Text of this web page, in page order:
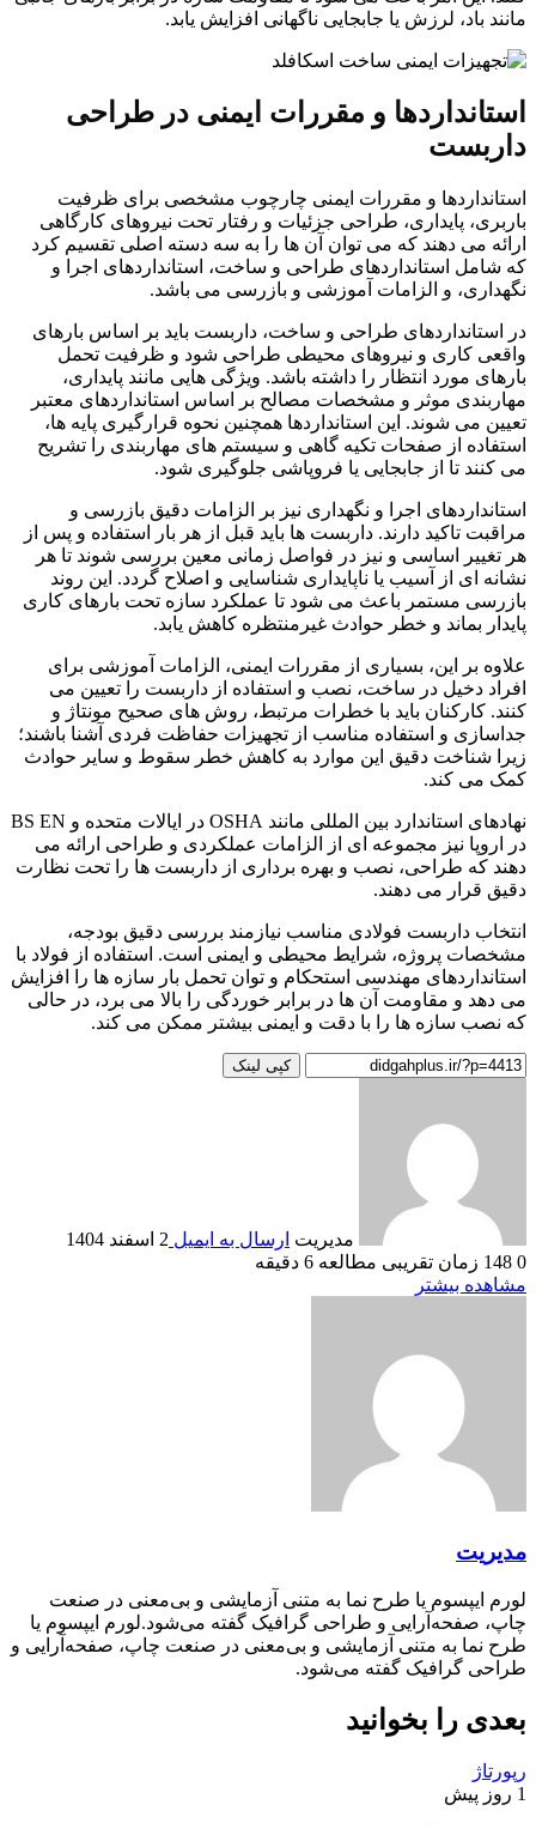
مانند باد، لرزش یا جابجایی ناگهانی افزایش یابد.
استانداردها و مقررات ایمنی در طراحی
داربست
استانداردها و مقررات ایمنی چارچوب مشخصی برای ظرفیت
باربری، پایداری، طراحی جزئیات و رفتار تحت نیروهای کارگاهی
ارائه می دهند که می توان آن ها را به سه دسته اصلی تقسیم کرد
که شامل استانداردهای طراحی و ساخت، استانداردهای اجرا و
نگهداری، و الزامات آموزشی و بازرسی می باشد.
در استانداردهای طراحی و ساخت، داربست باید بر اساس بارهای
واقعی کاری و نیروهای محیطی طراحی شود و ظرفیت تحمل
بارهای مورد انتظار را داشته باشد. ویژگی هایی مانند پایداری،
مهاربندی موثر و مشخصات مصالح بر اساس استانداردهای معتبر
تعیین می شوند. این استانداردها همچنین نحوه قرارگیری پایه ها،
استفاده از صفحات تکیه گاهی و سیستم های مهاربندی را تشریح
می کنند تا از جابجایی یا فروپاشی جلوگیری شود.
استانداردهای اجرا و نگهداری نیز بر الزامات دقیق بازرسی و
مراقبت تاکید دارند. داربست ها باید قبل از هر بار استفاده و پس از
هر تغییر اساسی و نیز در فواصل زمانی معین بررسی شوند تا هر
نشانه ای از آسیب یا ناپایداری شناسایی و اصلاح گردد. این روند
بازرسی مستمر باعث می شود تا عملکرد سازه تحت بارهای کاری
پایدار بماند و خطر حوادث غیرمنتظره کاهش یابد.
علاوه بر این، بسیاری از مقررات ایمنی، الزامات آموزشی برای
افراد دخیل در ساخت، نصب و استفاده از داربست را تعیین می
کنند. کارکنان باید با خطرات مرتبط، روش های صحیح مونتاژ و
جداسازی و استفاده مناسب از تجهیزات حفاظت فردی آشنا باشند؛
زیرا شناخت دقیق این موارد به کاهش خطر سقوط و سایر حوادث
کمک می کند.
نهادهای استاندارد بین المللی مانند OSHA در ایالات متحده و BS EN
در اروپا نیز مجموعه ای از الزامات عملکردی و طراحی ارائه می
دهند که طراحی، نصب و بهره برداری از داربست ها را تحت نظارت
دقیق قرار می دهند.
انتخاب داربست فولادی مناسب نیازمند بررسی دقیق بودجه،
مشخصات پروژه، شرایط محیطی و ایمنی است. استفاده از فولاد با
استانداردهای مهندسی استحکام و توان تحمل بار سازه ها را افزایش
می دهد و مقاومت آن ها در برابر خوردگی را بالا می برد، در حالی
که نصب سازه ها را با دقت و ایمنی بیشتر ممکن می کند.
کپی لینک
مدیریت ارسال به ایمیل 2 اسفند 1404
0
زمان تقریبی مطالعه 6 دقیقه
مشاهده بیشتر
مدیریت
لورم ایپسوم یا طرح‌ نما به متنی آزمایشی و بی‌معنی در صنعت
چاپ، صفحه‌آرایی و طراحی گرافیک گفته می‌شود.لورم ایپسوم یا
طرح‌ نما به متنی آزمایشی و بی‌معنی در صنعت چاپ، صفحه‌آرایی و
طراحی گرافیک گفته می‌شود.
بعدی را بخوانید
رپورتاژ
1 روز پیش